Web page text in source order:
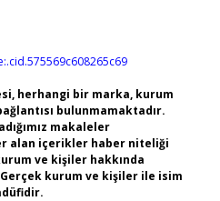
herhangi bir marka, kurum
bulunmamaktadır.
makaleler
alan içerikler haber niteliği
ve kişiler hakkında
kurum ve kişiler ile isim